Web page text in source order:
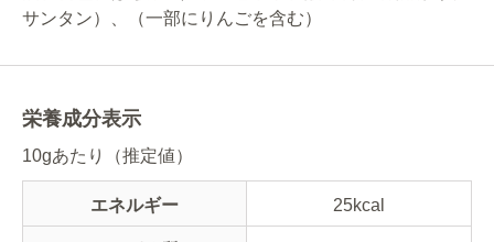
サンタン）、（一部にりんごを含む）
栄養成分表示
10gあたり（推定値）
エネルギー 25kcal